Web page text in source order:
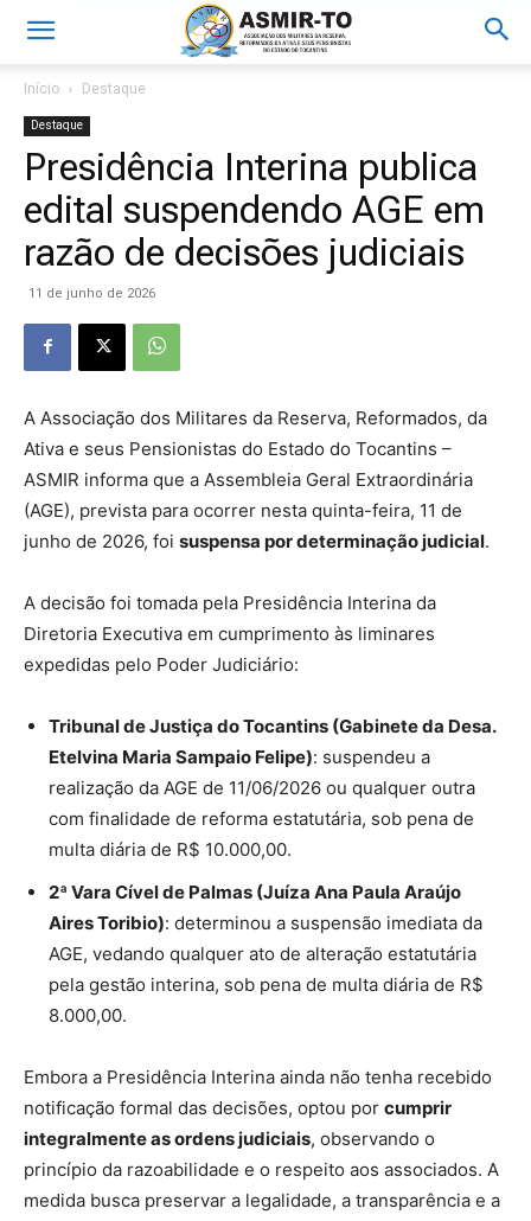
Início Destaque
Destaque
Presidência Interina publica
edital suspendendo AGE em
razão de decisões judiciais
11 de junho de 2026
A Associação dos Militares da Reserva, Reformados, da
Ativa e seus Pensionistas do Estado do Tocantins –
ASMIR informa que a Assembleia Geral Extraordinária
(AGE), prevista para ocorrer nesta quinta-feira, 11 de
junho de 2026, foi suspensa por determinação judicial.
A decisão foi tomada pela Presidência Interina da
Diretoria Executiva em cumprimento às liminares
expedidas pelo Poder Judiciário:
Tribunal de Justiça do Tocantins (Gabinete da Desa.
Etelvina Maria Sampaio Felipe): suspendeu a
realização da AGE de 11/06/2026 ou qualquer outra
com finalidade de reforma estatutária, sob pena de
multa diária de R$ 10.000,00.
2ª Vara Cível de Palmas (Juíza Ana Paula Araújo
Aires Toribio): determinou a suspensão imediata da
AGE, vedando qualquer ato de alteração estatutária
pela gestão interina, sob pena de multa diária de R$
8.000,00.
Embora a Presidência Interina ainda não tenha recebido
notificação formal das decisões, optou por cumprir
integralmente as ordens judiciais, observando o
princípio da razoabilidade e o respeito aos associados. A
medida busca preservar a legalidade, a transparência e a